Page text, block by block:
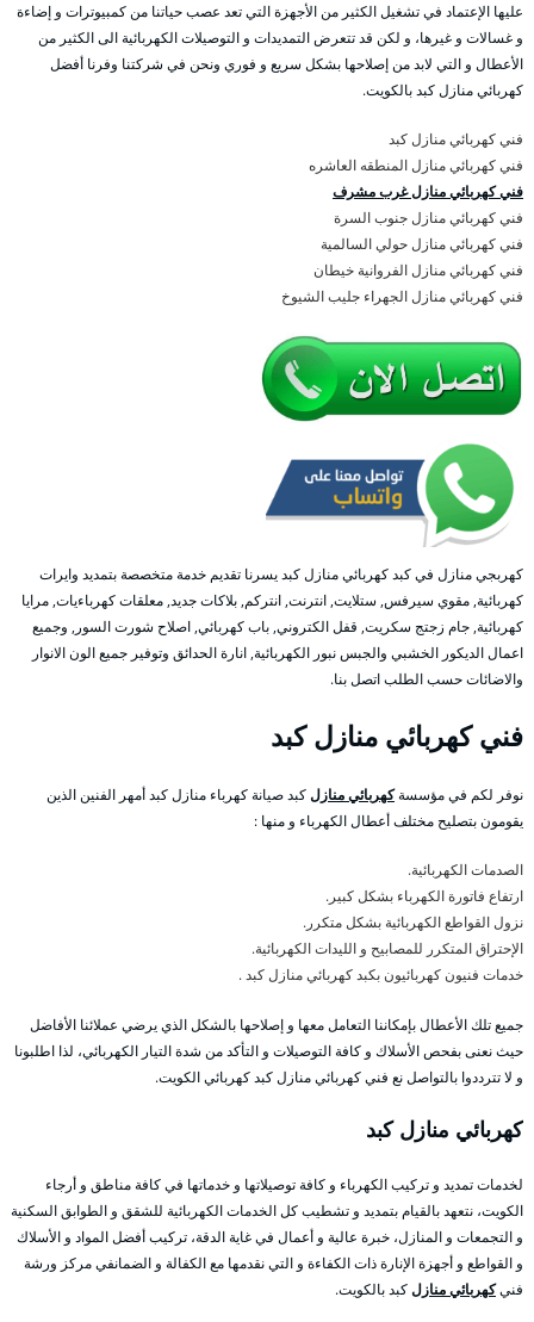
عليها الإعتماد في تشغيل الكثير من الأجهزة التي تعد عصب حياتنا من كمبيوترات و إضاءة
و غسالات و غيرها، و لكن قد تتعرض التمديدات و التوصيلات الكهربائية الى الكثير من
الأعطال و التي لابد من إصلاحها بشكل سريع و فوري ونحن في شركتنا وفرنا أفضل
كهربائي منازل كبد بالكويت.
فني كهربائي منازل كبد
فني كهربائي منازل المنطقه العاشره
فني كهربائي منازل غرب مشرف
فني كهربائي منازل جنوب السرة
فني كهربائي منازل حولي السالمية
فني كهربائي منازل الفروانية خيطان
فني كهربائي منازل الجهراء جليب الشيوخ
كهربجي منازل في كبد كهربائي منازل كبد يسرنا تقديم خدمة متخصصة بتمديد وايرات
كهربائية, مقوي سيرفس, ستلايت, انترنت, انتركم, بلاكات جديد, معلقات كهرباءيات, مرايا
كهربائية, جام زجتج سكريت, قفل الكتروني, باب كهربائي, اصلاح شورت السور, وجميع
اعمال الديكور الخشبي والجبس نبور الكهربائية, انارة الحدائق وتوفير جميع الون الانوار
والاضائات حسب الطلب اتصل بنا.
فني كهربائي منازل كبد
نوفر لكم في مؤسسةكهربائي منازلكبد صيانة كهرباء منازل كبد أمهر الفنين الذين
يقومون بتصليح مختلف أعطال الكهرباء و منها :
الصدمات الكهربائية.
ارتفاع فاتورة الكهرباء بشكل كبير.
نزول القواطع الكهربائية بشكل متكرر.
الإحتراق المتكرر للمصابيح و الليدات الكهربائية.
خدمات فنيون كهربائيون بكبد كهربائي منازل كبد .
جميع تلك الأعطال بإمكاننا التعامل معها و إصلاحها بالشكل الذي يرضي عملائنا الأفاضل
حيث نعنى بفحص الأسلاك و كافة التوصيلات و التأكد من شدة التيار الكهربائي، لذا اطلبونا
و لا تترددوا بالتواصل نع فني كهربائي منازل كبد كهربائي الكويت.
كهربائي منازل كبد
لخدمات تمديد و تركيب الكهرباء و كافة توصيلاتها و خدماتها في كافة مناطق و أرجاء
الكويت، نتعهد بالقيام بتمديد و تشطيب كل الخدمات الكهربائية للشقق و الطوابق السكنية
و التجمعات و المنازل، خبرة عالية و أعمال في غاية الدقة، تركيب أفضل المواد و الأسلاك
و القواطع و أجهزة الإنارة ذات الكفاءة و التي نقدمها مع الكفالة و الضمانفي مركز ورشة
فنيكهربائي منازلكبد بالكويت.